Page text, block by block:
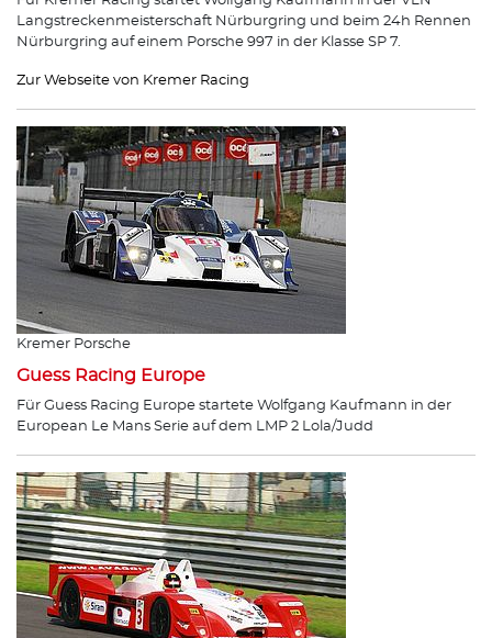
Langstreckenmeisterschaft Nürburgring und beim 24h Rennen
Nürburgring auf einem Porsche 997 in der Klasse SP 7.
Zur Webseite von Kremer Racing
Kremer Porsche
Guess Racing Europe
Für Guess Racing Europe startete Wolfgang Kaufmann in der
European Le Mans Serie auf dem LMP 2 Lola/Judd